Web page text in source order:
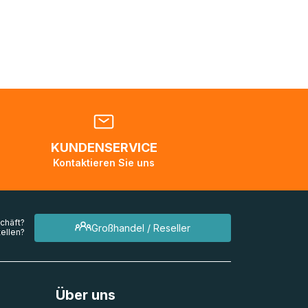
KUNDENSERVICE
Kontaktieren Sie uns
Großhandel / Reseller
Über uns